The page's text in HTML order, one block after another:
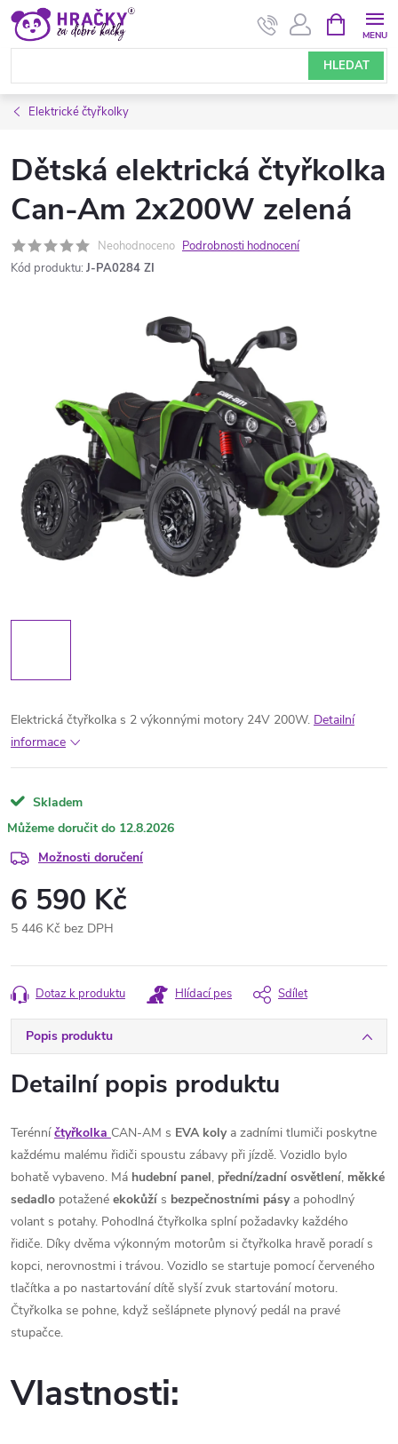
Přejít
obsah
HLEDAT
NÁKUPNÍ
KOŠÍK
Elektrické čtyřkolky
Dětská elektrická čtyřkolka
Can-Am 2x200W zelená
Neohodnoceno Podrobnosti hodnocení
Kód produktu: J-PA0284 ZI
Elektrická čtyřkolka s 2 výkonnými motory 24V 200W. Detailní
informace
Skladem
12.8.2026
Možnosti doručení
6 590 Kč
5 446 Kč bez DPH
cena:
Dotaz k produktu Hlídací pes Sdílet
Popis produktu
Detailní popis produktu
Terénníčtyřkolka CAN-AM s EVA kolya zadními tlumiči poskytne
každému malému řidiči spoustu zábavy při jízdě. Vozidlo bylo
bohatě vybaveno. Má hudební panel, přední/zadní osvětlení, měkké
sedadlo potažené ekokůží s bezpečnostními pásya pohodlný
volant s potahy. Pohodlná čtyřkolka splní požadavky každého
řidiče. Díky dvěma výkonným motorům si čtyřkolka hravě poradí s
kopci, nerovnostmi i trávou. Vozidlo se startuje pomocí červeného
tlačítka a po nastartování dítě slyší zvuk startování motoru.
Čtyřkolka se pohne, když sešlápnete plynový pedál na pravé
stupačce.
Vlastnosti: